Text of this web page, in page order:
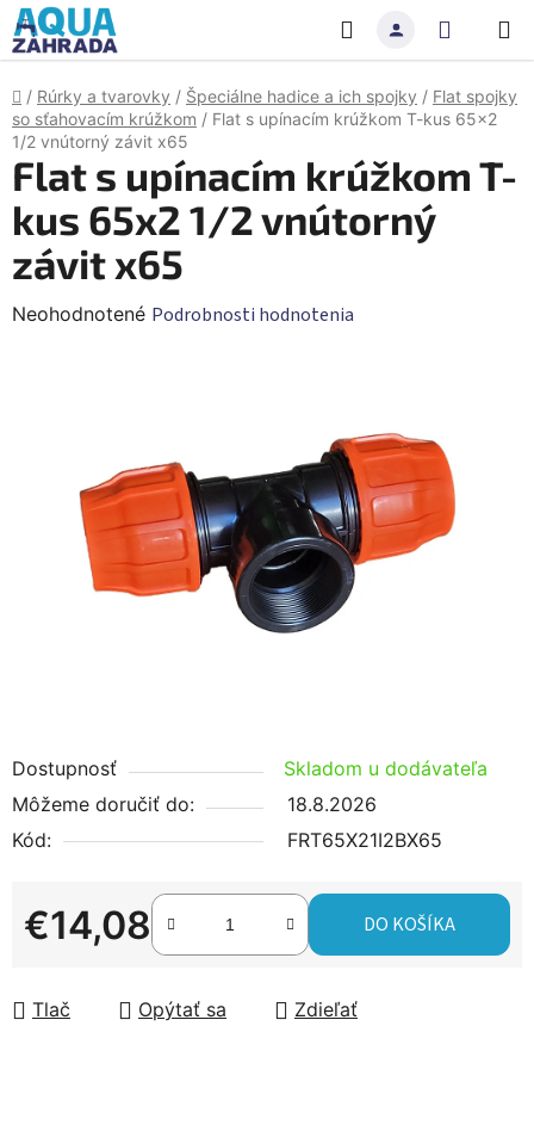
Prejsť
na
obsah
Hľadať
KOŠÍK
Domov
/ Rúrky a tvarovky / Špeciálne hadice a ich spojky / Flat spojky
so sťahovacím krúžkom / Flat s upínacím krúžkom T-kus 65x2
1/2 vnútorný závit x65
Dostupnosť
Skladom u dodávateľa
Môžeme doručiť do:
18.8.2026
Kód:
FRT65X21I2BX65
€14,08
Jednotková cena:
DO KOŠÍKA
Tlač Opýtať sa Zdieľať
Flat s upínacím krúžkom T-
kus 65x2 1/2 vnútorný
závit x65
Priemerné
hviezdičiek.
Neohodnotené Podrobnosti hodnotenia